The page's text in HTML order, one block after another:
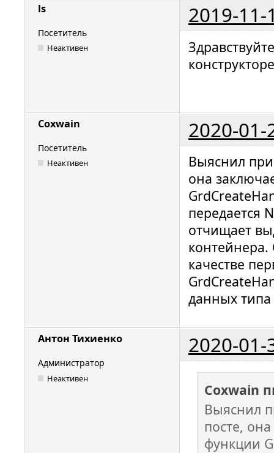
ls 2019-11-
Посетитель
Неактивен
Coxwain 2020-01-
Посетитель
Неактивен
Выяснил
она
передается
отчищает
контейнера.
качестве
данных типа
Антон Тихиенко 2020-01-
Администратор
Неактивен
Coxwain
Выяснил
посте,
функции